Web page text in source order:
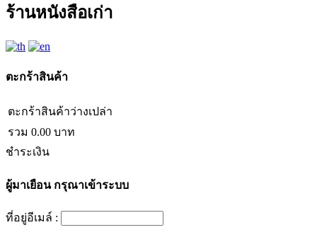
ร้านหนังสือเก่า
ตะกร้าสินค้า
ตะกร้าสินค้าว่างเปล่า
รวม 0.00 บาท
ชำระเงิน
ผู้มาเยือนกรุณาเข้าระบบ
ที่อยู่อีเมล์ :